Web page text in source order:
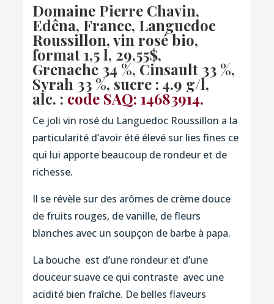
Domaine Pierre Chavin,
Edêna, France, Languedoc
Roussillon, vin rosé bio,
format 1,5 l, 29,55$,
Grenache 34 %, Cinsault 33 %,
Syrah 33 %, sucre : 4.9 g/l,
alc. : code SAQ: 14683914.
Ce joli vin rosé du Languedoc Roussillon a la
particularité d’avoir été élevé sur lies fines ce
qui lui apporte beaucoup de rondeur et de
richesse.
Il se révèle sur des arômes de crème douce
de fruits rouges, de vanille, de fleurs
blanches avec un soupçon de barbe à papa.
La bouche est d’une rondeur et d’une
douceur suave ce qui contraste avec une
acidité bien fraîche. De belles flaveurs